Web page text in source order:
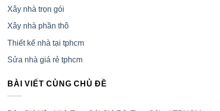
Xây nhà trọn gói
Xây nhà phần thô
Thiết kế nhà tại tphcm
Sửa nhà giá rẻ tphcm
BÀI VIẾT CÙNG CHỦ ĐỀ